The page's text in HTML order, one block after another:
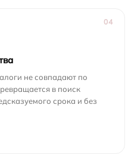
04
не совпадают по
в поиск
срока и без